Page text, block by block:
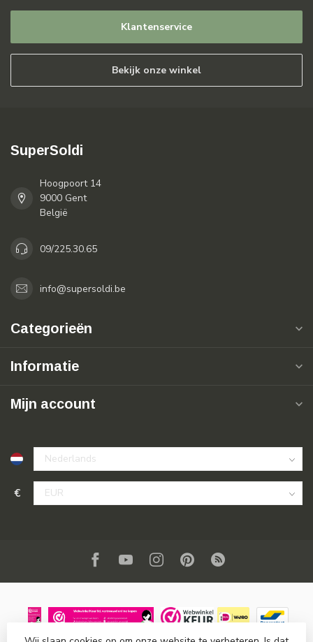
Klantenservice
Bekijk onze winkel
SuperSoldi
Hoogpoort 14
9000 Gent
België
09/225.30.65
info@supersoldi.be
Categorieën
Informatie
Mijn account
€